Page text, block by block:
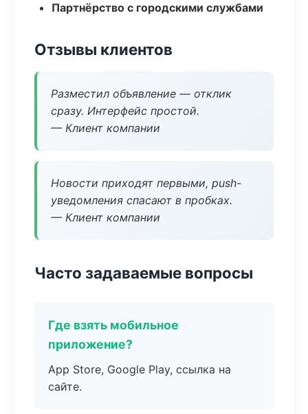
Партнёрство с городскими службами
Отзывы клиентов
Разместил объявление — отклик
сразу. Интерфейс простой.
— Клиент компании
Новости приходят первыми, push-
уведомления спасают в пробках.
— Клиент компании
Часто задаваемые вопросы
Где взять мобильное
приложение?
App Store, Google Play, ссылка на
сайте.